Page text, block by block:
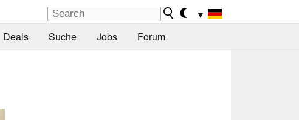
▼
Deals Suche Jobs Forum